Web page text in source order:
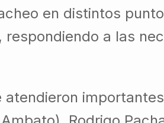
en distintos
a las
atendieron